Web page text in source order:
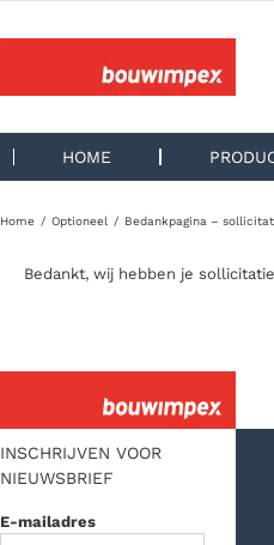
HOME
Home Optioneel Bedankpagina –
Bedankt, wij hebben je
INSCHRIJVEN VOOR
NIEUWSBRIEF
E-mailadres